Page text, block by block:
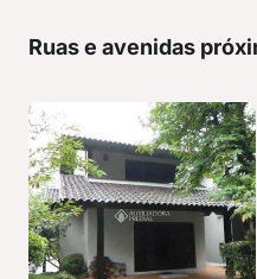
Ruas e avenidas